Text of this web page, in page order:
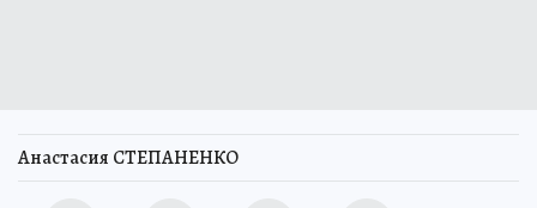
Анастасия СТЕПАНЕНКО